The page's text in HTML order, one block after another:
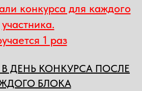
конкурса для каждого
участника.
1 раз
ДЕНЬ КОНКУРСА ПОСЛЕ
БЛОКА